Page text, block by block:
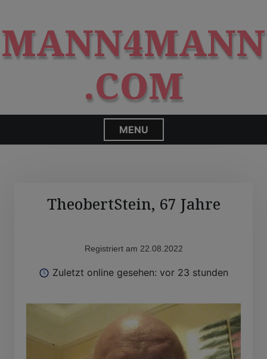
i
p
o
c
n
t
MANN4MANN
.COM
MENU
TheobertStein, 67 Jahre
Registriert am 22.08.2022
Zuletzt online gesehen: vor 23 stunden